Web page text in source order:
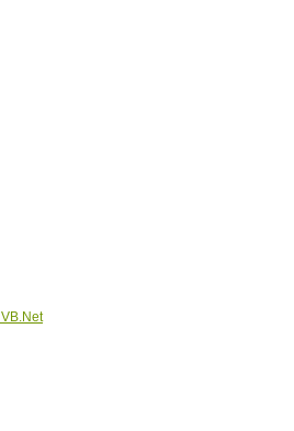
ويژوال بيسيک دات نت VB.Net